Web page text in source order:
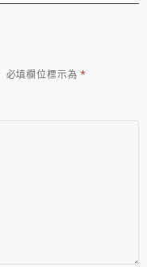
必填欄位標示為*